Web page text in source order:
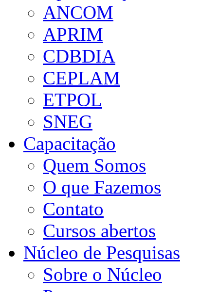
ANCOM
APRIM
CDBDIA
CEPLAM
ETPOL
SNEG
Capacitação
Quem Somos
O que Fazemos
Contato
Cursos abertos
Núcleo de Pesquisas
Sobre o Núcleo